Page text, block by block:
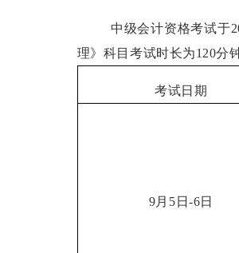
中级会计资格考试于
理》科目考试时长为120分
考试日期
9月 5 日-6日